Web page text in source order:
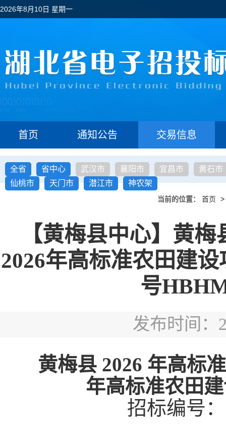
2026年8月10日 星期一
首页 通知公告 交易信息
全省 省中心 武汉市 襄阳市 宜昌市
黄石市
仙桃市
天门市 潜江市 神农架
当前的位置： 首页 >
【黄梅县中心】黄
2026年高标准农田建
号
发布时间：
黄梅县 2026 年高标
年高标准农田
招标编号：